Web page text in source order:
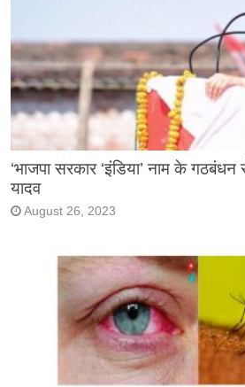
‘भाजपा सरकार ‘इंडिया’ नाम के
यादव
August 26, 2023